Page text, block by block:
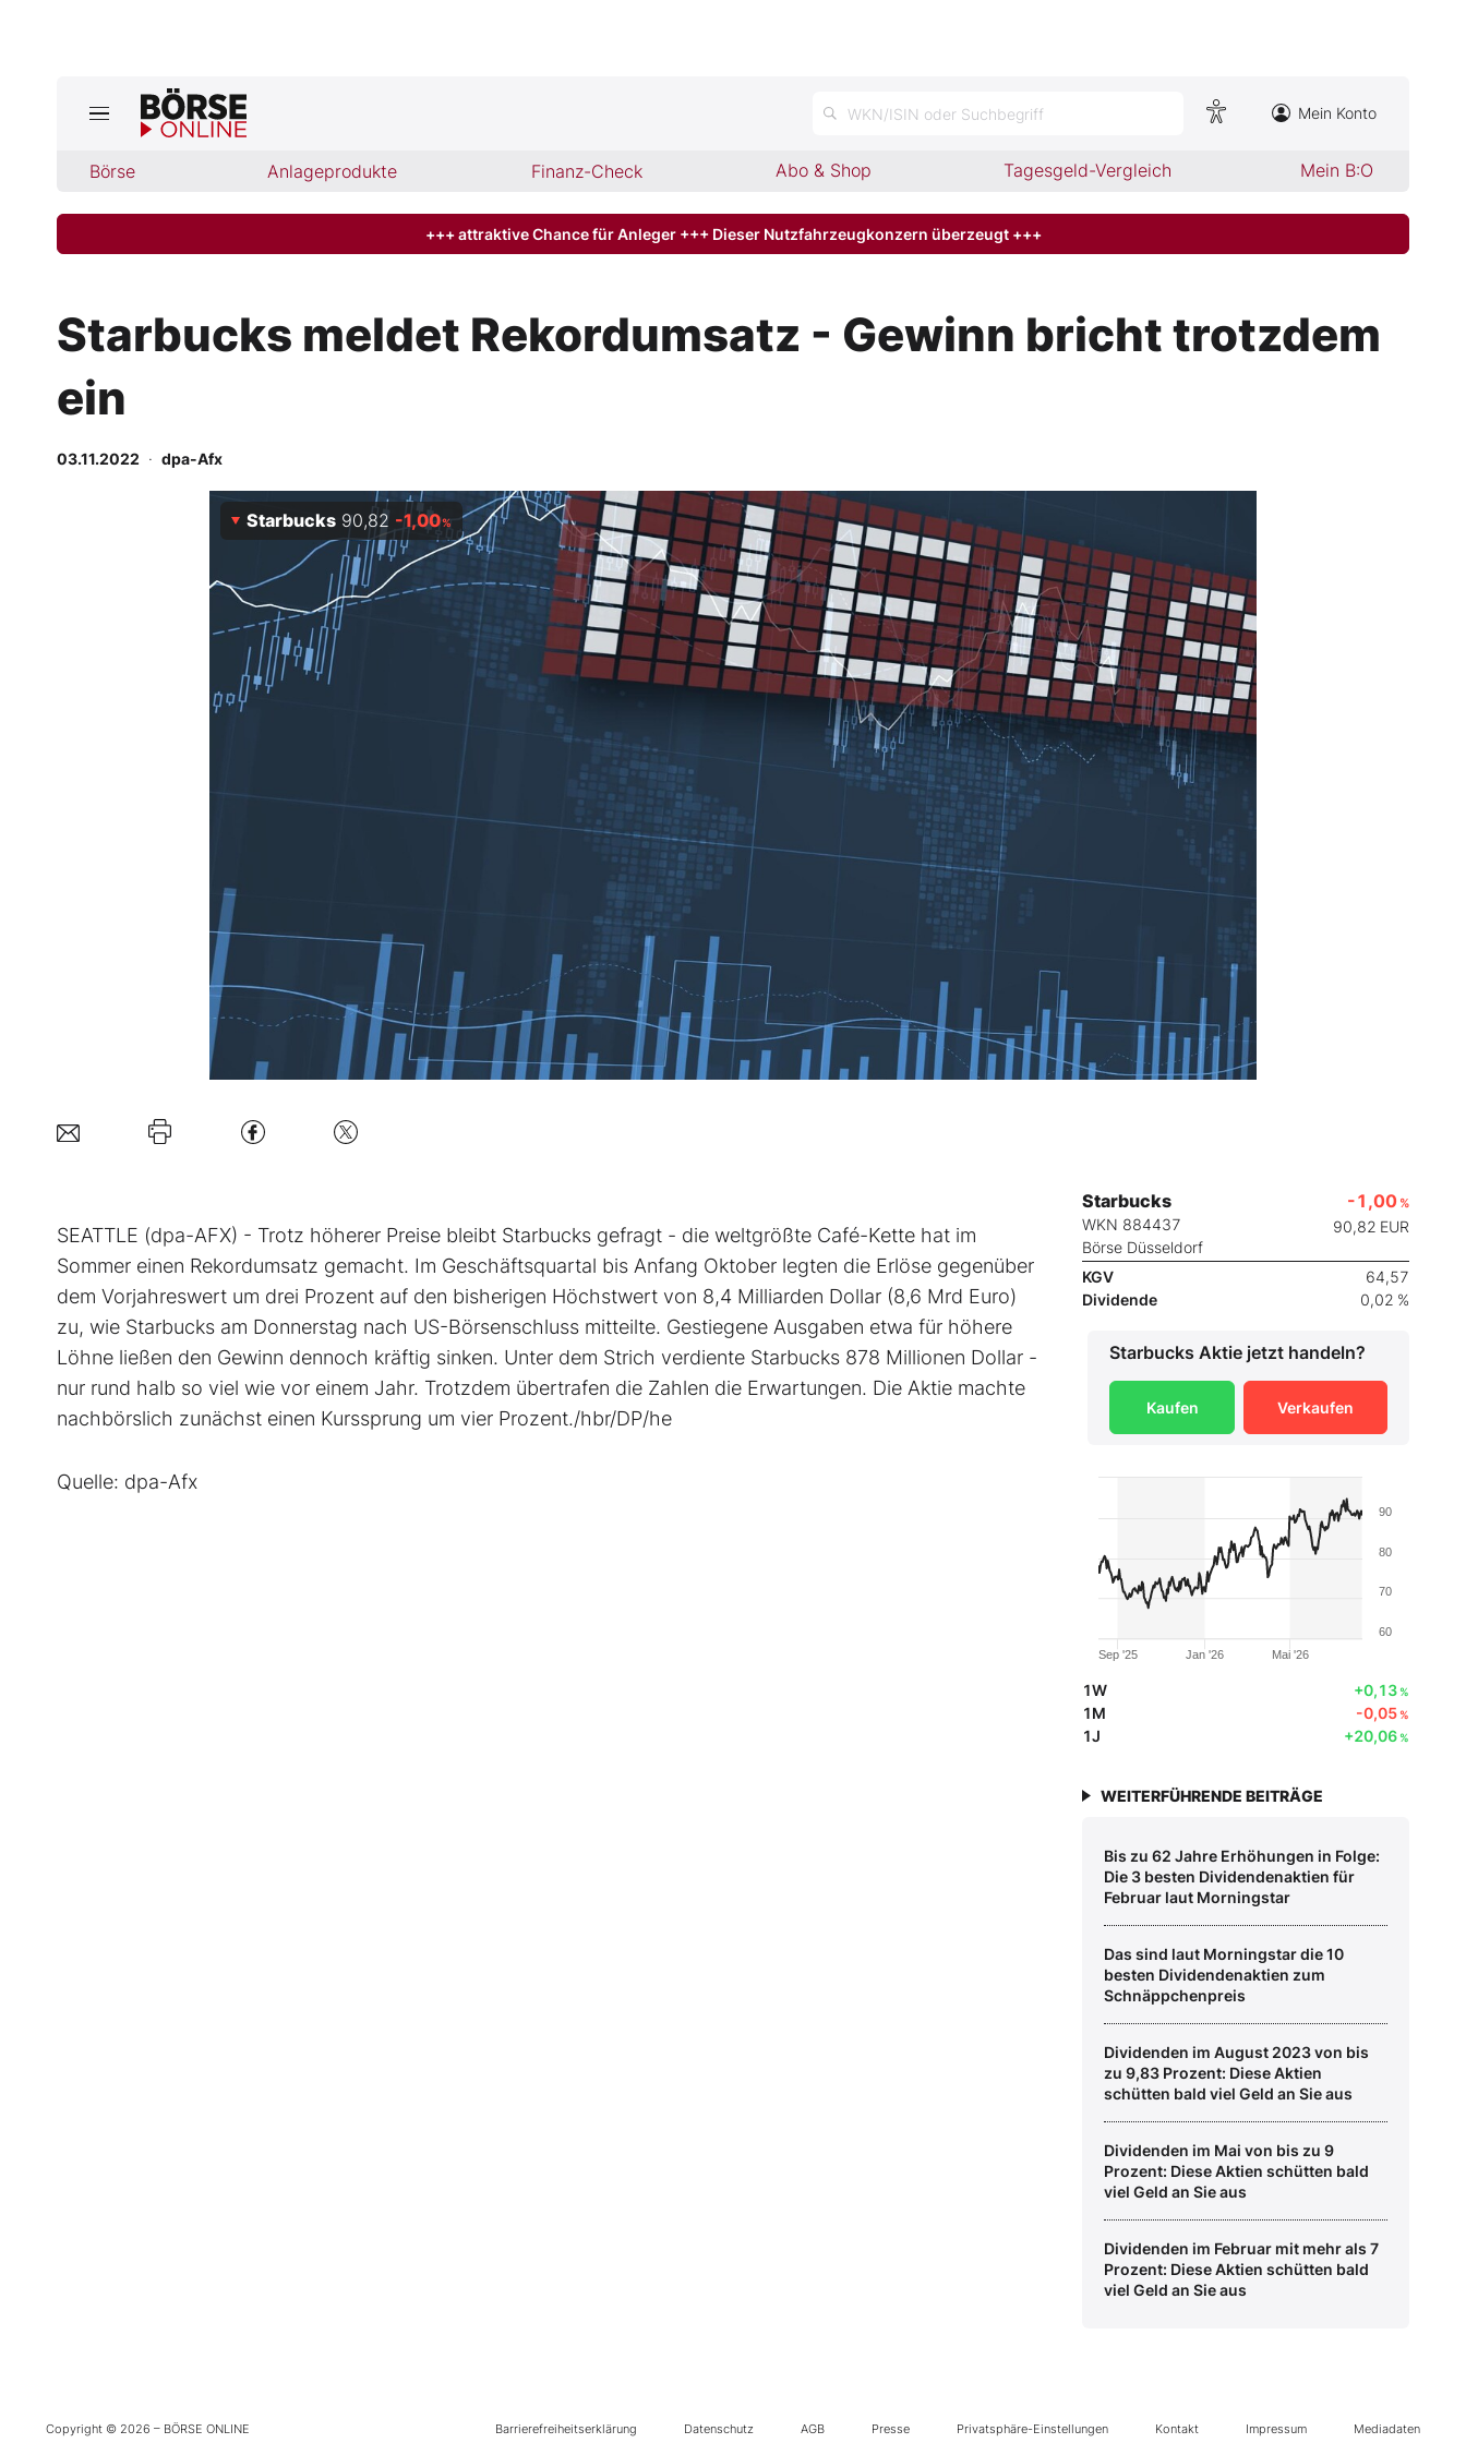
WKN/ISIN oder Suchbegriff Mein Konto
Börse Anlageprodukte Finanz-Check Abo & Shop Tagesgeld-Vergleich Mein B:O
Jetzt aktuelle Ausgabe BÖRSE ONLINE lesen
Finanz-Check
BO-Musterdepots
Experten
Mein B:O
Mein Konto
+++ attraktive Chance für Anleger +++ Dieser Nutzfahrzeugkonzern überzeugt +++
Starbucks meldet Rekordumsatz - Gewinn bricht trotzdem
ein
03.11.2022 · dpa-Afx
Starbucks 90,82 -1,00%
SEATTLE (dpa-AFX) - Trotz höherer Preise bleibt Starbucks gefragt - die weltgrößte Café-Kette hat im
Sommer einen Rekordumsatz gemacht. Im Geschäftsquartal bis Anfang Oktober legten die Erlöse gegenüber
dem Vorjahreswert um drei Prozent auf den bisherigen Höchstwert von 8,4 Milliarden Dollar (8,6 Mrd Euro)
zu, wie Starbucks am Donnerstag nach US-Börsenschluss mitteilte. Gestiegene Ausgaben etwa für höhere
Löhne ließen den Gewinn dennoch kräftig sinken. Unter dem Strich verdiente Starbucks 878 Millionen Dollar -
nur rund halb so viel wie vor einem Jahr. Trotzdem übertrafen die Zahlen die Erwartungen. Die Aktie machte
nachbörslich zunächst einen Kurssprung um vier Prozent./hbr/DP/he
Quelle: dpa-Afx
Starbucks
WKN 884437
Börse Düsseldorf
-1,00 %
90,82 EUR
KGV
64,57
Dividende
0,02 %
Starbucks Aktie jetzt handeln?
Kaufen Verkaufen
Jan '26
Sep '25 Mai '26
60
70
80
90
1W +0,13%
1M -0,05%
1J +20,06%
WEITERFÜHRENDE BEITRÄGE
Bis zu 62 Jahre Erhöhungen in Folge:
Die 3 besten Dividendenaktien für
Februar laut Morningstar
Das sind laut Morningstar die 10
besten Dividendenaktien zum
Schnäppchenpreis
Dividenden im August 2023 von bis
zu 9,83 Prozent: Diese Aktien
schütten bald viel Geld an Sie aus
Dividenden im Mai von bis zu 9
Prozent: Diese Aktien schütten bald
viel Geld an Sie aus
Dividenden im Februar mit mehr als 7
Prozent: Diese Aktien schütten bald
viel Geld an Sie aus
Copyright © 2026 – BÖRSE ONLINE Barrierefreiheitserklärung Datenschutz AGB Presse Privatsphäre-Einstellungen Kontakt Impressum Mediadaten